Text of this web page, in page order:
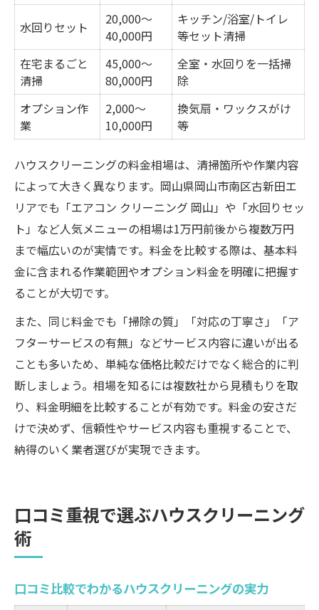
水回りセット
20,000〜
40,000円
キッチン/浴室/トイレ
等セット清掃
在宅まるごと
清掃
45,000〜
80,000円
全室・水回りを一括掃
除
オプション作
業
2,000〜
10,000円
換気扇・ワックスがけ
等
ハウスクリーニングの料金相場は、清掃箇所や作業内容
によって大きく異なります。岡山県岡山市南区古新田エ
リアでも「エアコン クリーニング 岡山」や「水回りセッ
ト」など人気メニューの相場は1万円前後から複数万円
まで幅広いのが実情です。料金を比較する際は、基本料
金に含まれる作業範囲やオプション料金を明確に把握す
ることが大切です。
また、同じ料金でも「掃除の質」「対応の丁寧さ」「ア
フターサービスの有無」などサービス内容に違いが出る
ことも多いため、単純な価格比較だけでなく総合的に判
断しましょう。相場を知るには複数社から見積もりを取
り、料金明細を比較することが有効です。料金の安さだ
けで決めず、信頼性やサービス内容も重視することで、
納得のいく業者選びが実現できます。
口コミ重視で選ぶハウスクリーニング
術
口コミ比較でわかるハウスクリーニングの実力